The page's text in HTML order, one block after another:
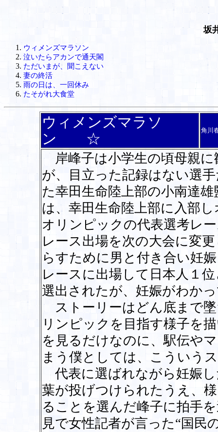
坂
ウィメンズマラソン
泣いたらアカンで通天閣
ただいまが、聞こえない
妻の終活
雨の日は、一回休み
たそがれ大食堂
ウィメンズマラソ
ン ☆
角川
岸峰子は小学生の頃母親
が、目立った記録はない選
た幸田生命陸上部の小南達
は、幸田生命陸上部に入部
オリンピックの代表選考レ
レース出場を次の大会に変
らすために男と付き合い妊
レースに出場して日本人１
選出されたが、妊娠がわか
ストーリーはどん底まで
リンピックを目指す様子を
を見るだけなのに、駅伝や
まう僕としては、こういう
代表に選ばれながら妊娠
葉が投げつけられたうえ、
ることを選んだ峰子に拍手
見で女性記者が言った“国民